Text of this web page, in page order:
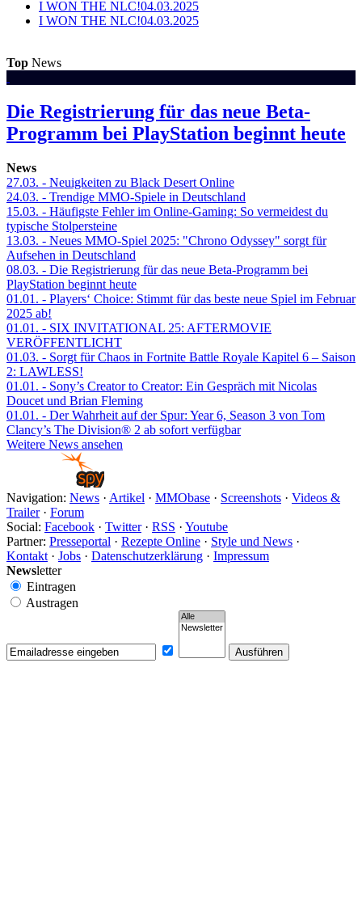
I WON THE NLC!04.03.2025
I WON THE NLC!04.03.2025
Top News
Die Registrierung für das neue Beta-
Programm bei PlayStation beginnt heute
News
27.03. - Neuigkeiten zu Black Desert Online
24.03. - Trendige MMO-Spiele in Deutschland
15.03. - Häufigste Fehler im Online-Gaming: So vermeidest du
typische Stolpersteine
13.03. - Neues MMO-Spiel 2025: "Chrono Odyssey" sorgt für
Aufsehen in Deutschland
08.03. - Die Registrierung für das neue Beta-Programm bei
PlayStation beginnt heute
01.01. - Players‘ Choice: Stimmt für das beste neue Spiel im Februar
2025 ab!
01.01. - SIX INVITATIONAL 25: AFTERMOVIE
VERÖFFENTLICHT
01.03. - Sorgt für Chaos in Fortnite Battle Royale Kapitel 6 – Saison
2: LAWLESS!
01.01. - Sony’s Creator to Creator: Ein Gespräch mit Nicolas
Doucet und Brian Fleming
01.01. - Der Wahrheit auf der Spur: Year 6, Season 3 von Tom
Clancy’s The Division® 2 ab sofort verfügbar
Weitere News ansehen
Navigation: News · Artikel · MMObase · Screenshots · Videos &
Trailer· Forum
Social: Facebook · Twitter· RSS · Youtube
Partner: Presseportal · Rezepte Online · Style und News ·
Kontakt · Jobs · Datenschutzerklärung · Impressum
Newsletter
Eintragen
Austragen